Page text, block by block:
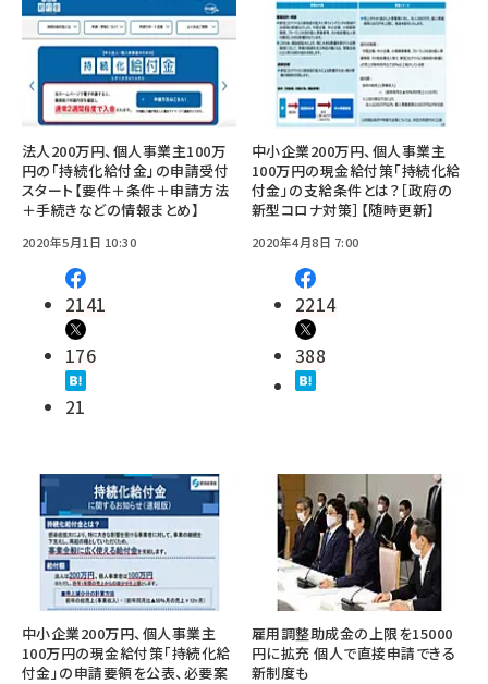
法人200万円、個人事業主100万
円の「持続化給付金」の申請受付
スタート【要件＋条件＋申請方法
＋手続きなどの情報まとめ】
2020年5月1日 10:30
2141
176
21
中小企業200万円、個人事業主
100万円の現金給付策「持続化給
付金」の支給条件とは？［政府の
新型コロナ対策］【随時更新】
2020年4月8日 7:00
2214
388
中小企業200万円、個人事業主
100万円の現金給付策「持続化給
付金」の申請要領を公表、必要案
雇用調整助成金の上限を15000
円に拡充 個人で直接申請できる
新制度も